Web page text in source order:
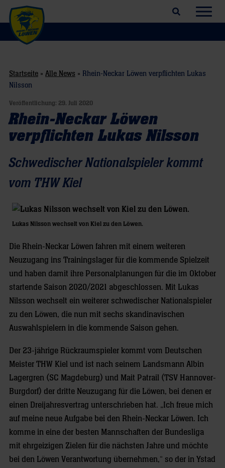
Suchfeld öffnen
Startseite » Alle News » Rhein-Neckar Löwen verpflichten Lukas
Nilsson
Veröffentlichung: 29. Juli 2020
Rhein-Neckar Löwen
verpflichten Lukas Nilsson
Schwedischer Nationalspieler kommt
vom THW Kiel
Lukas Nilsson wechselt von Kiel zu den Löwen.
Die Rhein-Neckar Löwen fahren mit einem weiteren
Neuzugang ins Trainingslager für die kommende Spielzeit
und haben damit ihre Personalplanungen für die im Oktober
startende Saison 2020/2021 abgeschlossen. Mit Lukas
Nilsson wechselt ein weiterer schwedischer Nationalspieler
zu den Löwen, die nun mit sechs skandinavischen
Auswahlspielern in die kommende Saison gehen.
Der 23-jährige Rückraumspieler kommt vom Deutschen
Meister THW Kiel und ist nach seinem Landsmann Albin
Lagergren (SC Magdeburg) und Mait Patrail (TSV Hannover-
Burgdorf) der dritte Neuzugang für die Löwen, bei denen er
einen Dreijahresvertrag unterschrieben hat. „Ich freue mich
auf meine neue Aufgabe bei den Rhein-Neckar Löwen. Ich
komme in eine der besten Mannschaften der Bundesliga
mit ehrgeizigen Zielen für die nächsten Jahre und möchte
bei den Löwen Verantwortung übernehmen,“ so der in Ystad